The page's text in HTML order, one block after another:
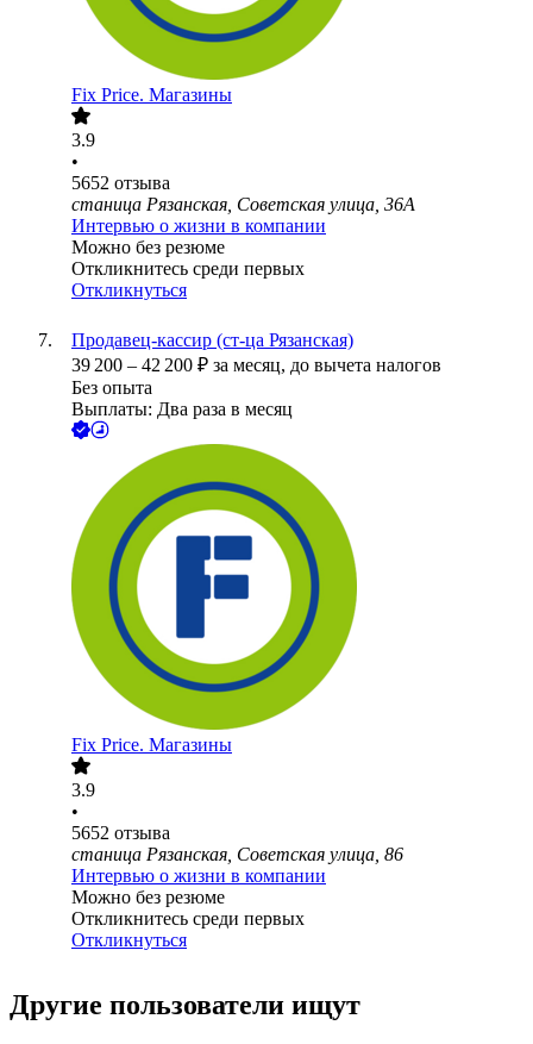
Fix Price. Магазины
3.9
•
5652 отзыва
станица Рязанская, Советская улица, 36А
Интервью о жизни в компании
Можно без резюме
Откликнитесь среди первых
Откликнуться
Продавец-кассир (ст-ца Рязанская)
39 200 – 42 200 ₽ за месяц, до вычета налогов
Без опыта
Выплаты: Два раза в месяц
Fix Price. Магазины
3.9
•
5652 отзыва
станица Рязанская, Советская улица, 86
Интервью о жизни в компании
Можно без резюме
Откликнитесь среди первых
Откликнуться
Другие пользователи ищут